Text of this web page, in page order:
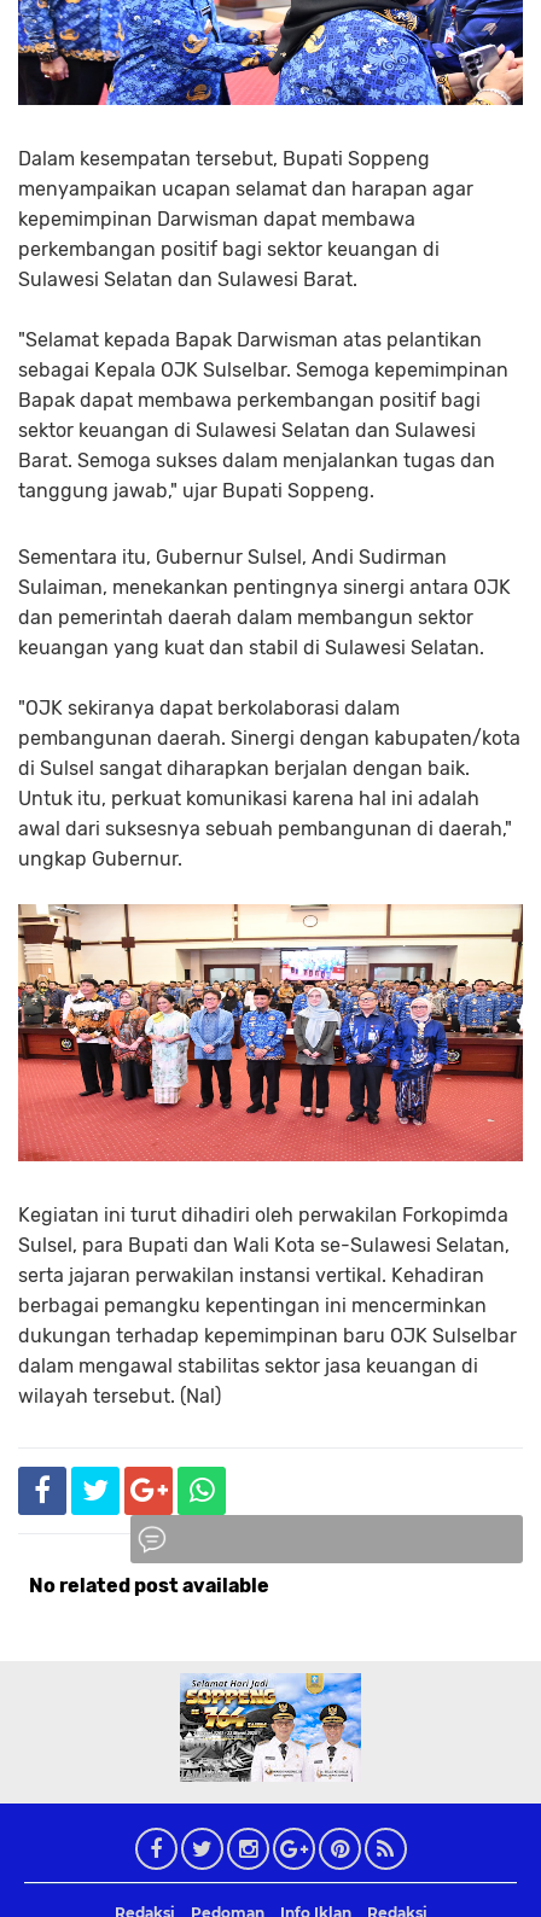
Dalam kesempatan tersebut, Bupati Soppeng
menyampaikan ucapan selamat dan harapan agar
kepemimpinan Darwisman dapat membawa
perkembangan positif bagi sektor keuangan di
Sulawesi Selatan dan Sulawesi Barat.
"Selamat kepada Bapak Darwisman atas pelantikan
sebagai Kepala OJK Sulselbar. Semoga kepemimpinan
Bapak dapat membawa perkembangan positif bagi
sektor keuangan di Sulawesi Selatan dan Sulawesi
Barat. Semoga sukses dalam menjalankan tugas dan
tanggung jawab," ujar Bupati Soppeng.
Sementara itu, Gubernur Sulsel, Andi Sudirman
Sulaiman, menekankan pentingnya sinergi antara OJK
dan pemerintah daerah dalam membangun sektor
keuangan yang kuat dan stabil di Sulawesi Selatan.
"OJK sekiranya dapat berkolaborasi dalam
pembangunan daerah. Sinergi dengan kabupaten/kota
di Sulsel sangat diharapkan berjalan dengan baik.
Untuk itu, perkuat komunikasi karena hal ini adalah
awal dari suksesnya sebuah pembangunan di daerah,"
ungkap Gubernur.
Kegiatan ini turut dihadiri oleh perwakilan Forkopimda
Sulsel, para Bupati dan Wali Kota se-Sulawesi Selatan,
serta jajaran perwakilan instansi vertikal. Kehadiran
berbagai pemangku kepentingan ini mencerminkan
dukungan terhadap kepemimpinan baru OJK Sulselbar
dalam mengawal stabilitas sektor jasa keuangan di
wilayah tersebut. (Nal)
No related post available
Redaksi Pedoman Info Iklan Redaksi